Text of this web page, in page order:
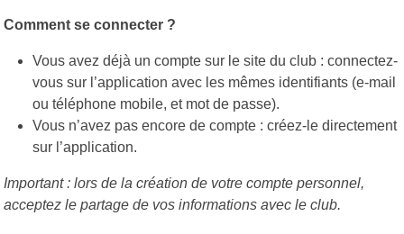
Comment se connecter ?
Vous avez déjà un compte sur le site du club : connectez-
vous sur l’application avec les mêmes identifiants (e-mail
ou téléphone mobile, et mot de passe).
Vous n’avez pas encore de compte : créez-le directement
sur l’application.
Important : lors de la création de votre compte personnel,
acceptez le partage de vos informations avec le club.